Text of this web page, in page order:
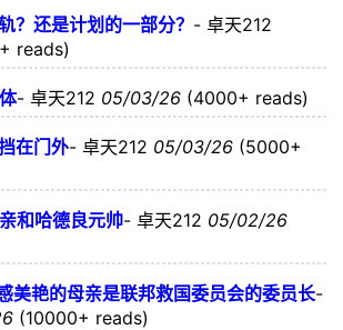
？还是计划的一部分？ - 卓天212
reads)
- 卓天212 05/03/26 (4000+ reads)
在门外- 卓天212 05/03/26 (5000+
和哈德良元帅- 卓天212 05/02/26
美艳的母亲是联邦救国委员会的委员长-
(10000+ reads)